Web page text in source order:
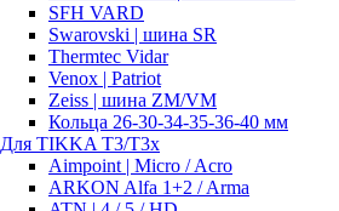
SFH VARD
Swarovski | шина SR
Thermtec Vidar
Venox | Patriot
Zeiss | шина ZM/VM
Кольца 26-30-34-35-36-40 мм
Для TIKKA T3/T3x
Aimpoint | Micro / Acro
ARKON Alfa 1+2 / Arma